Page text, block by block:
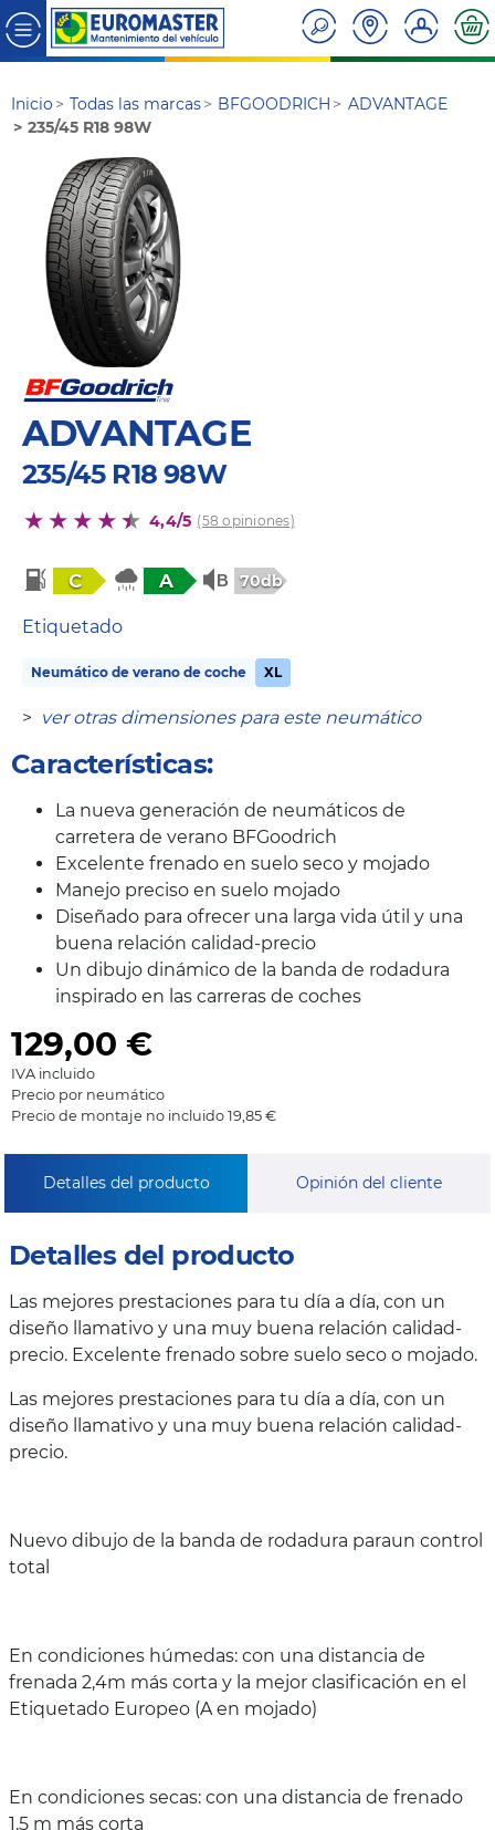
Inicio Todas las marcas BFGOODRICH
ADVANTAGE
235/45 R18 98W
ADVANTAGE
235/45 R18 98W
4,4/5 (58 opiniones)
C A 70db
Etiquetado
Neumático de verano de coche XL
> ver otras dimensiones para este neumático
Características:
La nueva generación de neumáticos de
carretera de verano BFGoodrich
Excelente frenado en suelo seco y mojado
Manejo preciso en suelo mojado
Diseñado para ofrecer una larga vida útil y una
buena relación calidad-precio
Un dibujo dinámico de la banda de rodadura
inspirado en las carreras de coches
129,00 €
IVA incluido
Precio por neumático
Precio de montaje no incluido 19,85 €
Detalles del producto Opinión del cliente
Detalles del producto
Las mejores prestaciones para tu día a día, con un
diseño llamativo y una muy buena relación calidad-
precio. Excelente frenado sobre suelo seco o mojado.
Las mejores prestaciones para tu día a día, con un
diseño llamativo y una muy buena relación calidad-
precio.
Nuevo dibujo de la banda de rodadura paraun control
total
En condiciones húmedas: con una distancia de
frenada 2,4m más corta y la mejor clasificación en el
Etiquetado Europeo (A en mojado)
En condiciones secas: con una distancia de frenado
1,5 m más corta